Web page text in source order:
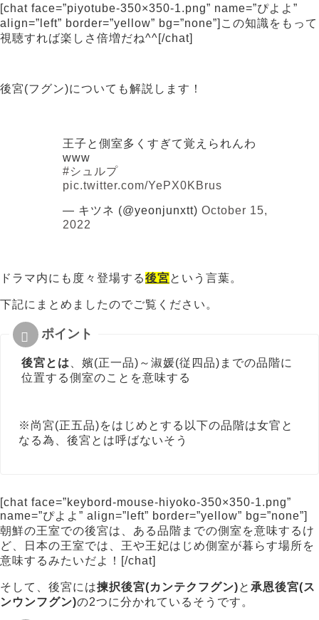
[chat face=”piyotube-350×350-1.png” name=”ぴよよ”
align=”left” border=”yellow” bg=”none”]この知識をもって
視聴すれば楽しさ倍増だね^^[/chat]
後宮(フグン)についても解説します！
王子と側室多くすぎて覚えられんわ
www
#シュルプ
pic.twitter.com/YePX0KBrus
— キツネ (@yeonjunxtt) October 15,
2022
ドラマ内にも度々登場する後宮という言葉。
下記にまとめましたのでご覧ください。
後宮とは
、嬪(正一品)～淑媛(従四品)までの品階に
位置する側室のことを意味する
※尚宮(正五品)をはじめとする以下の品階は女官と
なる為、後宮とは呼ばないそう
[chat face=”keybord-mouse-hiyoko-350×350-1.png”
name=”ぴよよ” align=”left” border=”yellow” bg=”none”]
朝鮮の王室での後宮は、ある品階までの側室を意味するけ
ど、日本の王室では、王や王妃はじめ側室が暮らす場所を
意味するみたいだよ！[/chat]
そして、後宮には揀択後宮(カンテクフグン)と 承恩後宮(ス
ンウンフグン)の2つに分かれているそうです。